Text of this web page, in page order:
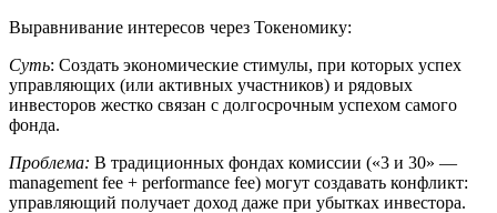
Выравнивание интересов через Токеномику:
Суть: Создать экономические стимулы, при которых успех
управляющих (или активных участников) и рядовых
инвесторов жестко связан с долгосрочным успехом самого
фонда.
Проблема: В традиционных фондах комиссии («3 и 30» —
management fee + performance fee) могут создавать конфликт:
управляющий получает доход даже при убытках инвестора.